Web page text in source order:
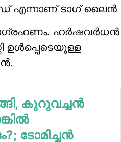
എന്നാണ് ടാഗ് ലൈന്‍
ഹര്‍ഷവര്‍ധന്‍
ഉള്‍പ്പെടെയുള്ള
കുറുവച്ചന്‍
ടോമിച്ചന്‍